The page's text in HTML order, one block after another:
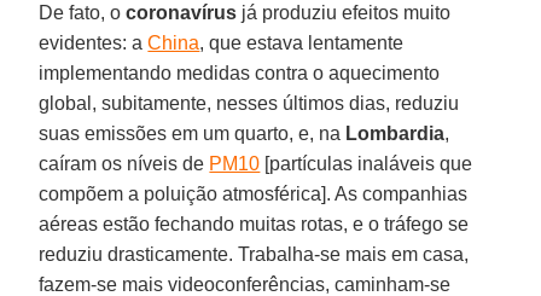
De fato, ocoronavírus já produziu efeitos muito
evidentes: aChina, que estava lentamente
implementando medidas contra o aquecimento
global, subitamente, nesses últimos dias, reduziu
suas emissões em um quarto, e, na Lombardia,
caíram os níveis de PM10 [partículas inaláveis que
compõem a poluição atmosférica]. As companhias
aéreas estão fechando muitas rotas, e o tráfego se
reduziu drasticamente. Trabalha-se mais em casa,
fazem-se mais videoconferências, caminham-se